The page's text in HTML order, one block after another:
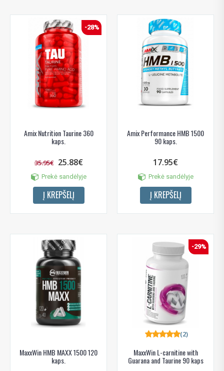
-28%
Amix Nutrition Taurine 360
kaps.
35.95€ 25.88€
Prekė sandėlyje
Į KREPŠELĮ
Amix Performance HMB 1500
90 kaps.
17.95€
Prekė sandėlyje
Į KREPŠELĮ
MaxxWin HMB MAXX 1500 120
kaps.
-29%
MaxxWin L-carnitine with
Guarana and Taurine 90 kaps
(2)